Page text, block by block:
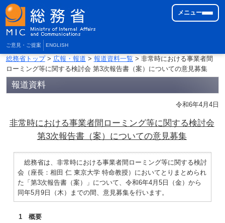
ご意見・ご提案 ENGLISH
メニュー
総務省トップ> 広報・報道 > 報道資料一覧> 非常時における事業者間
ローミング等に関する検討会 第3次報告書（案）についての意見募集
報道資料
令和6年4月4日
非常時における事業者間ローミング等に関する検討会
第3次報告書（案）についての意見募集
総務省は、非常時における事業者間ローミング等に関する検討
会（座長：相田 仁 東京大学 特命教授）においてとりまとめられ
た「第3次報告書（案）」について、令和6年4月5日（金）から
同年5月9日（木）までの間、意見募集を行います。
1 概要